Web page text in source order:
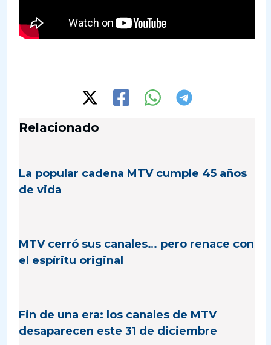
Relacionado
La popular cadena MTV cumple 45 años
de vida
MTV cerró sus canales… pero renace con
el espíritu original
Fin de una era: los canales de MTV
desaparecen este 31 de diciembre